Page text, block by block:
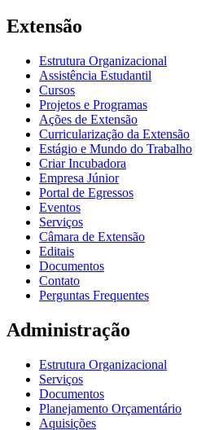
Extensão
Estrutura Organizacional
Assistência Estudantil
Cursos
Projetos e Programas
Ações de Extensão
Curricularização da Extensão
Estágio e Mundo do Trabalho
Criar Incubadora
Empresa Júnior
Portal de Egressos
Eventos
Serviços
Câmara de Extensão
Editais
Documentos
Contato
Perguntas Frequentes
Administração
Estrutura Organizacional
Serviços
Documentos
Planejamento Orçamentário
Aquisições